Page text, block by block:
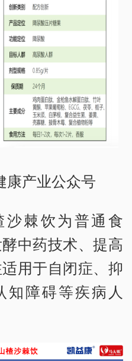
康产业公众号
沙棘饮为普通食
中药技术、提高
用于自闭症、抑
知障碍等疾病人